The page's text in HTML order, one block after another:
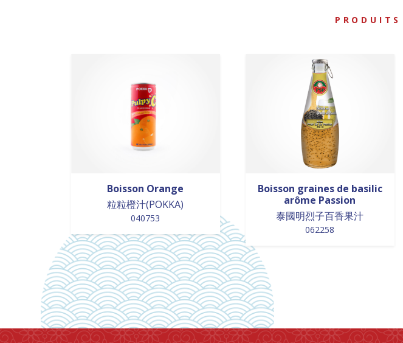
Boisson Orange
粒粒橙汁(POKKA)
040753
Boisson graines de basilic
arôme Passion
泰國明烈子百香果汁
062258